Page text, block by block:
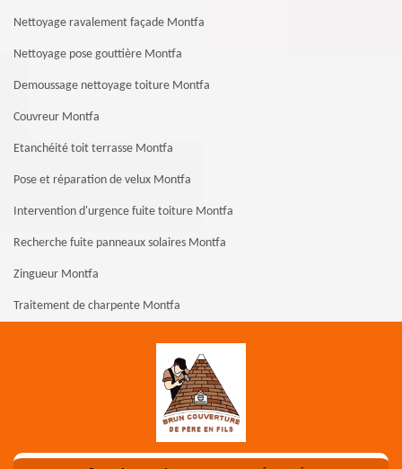
Nettoyage ravalement façade Montfa
Nettoyage pose gouttière Montfa
Demoussage nettoyage toiture Montfa
Couvreur Montfa
Etanchéité toit terrasse Montfa
Pose et réparation de velux Montfa
Intervention d'urgence fuite toiture Montfa
Recherche fuite panneaux solaires Montfa
Zingueur Montfa
Traitement de charpente Montfa